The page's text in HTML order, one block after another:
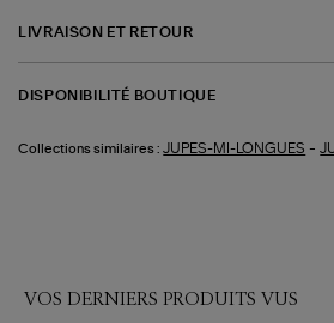
LIVRAISON ET RETOUR
DISPONIBILITÉ BOUTIQUE
Collections similaires : JUPES-MI-LONGUES -
VOS DERNIERS PRODUITS VUS